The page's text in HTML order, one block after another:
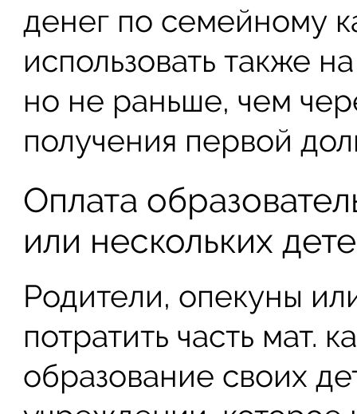
денег по семейному
использовать также
но не раньше, чем
получения первой
Оплата
или нескольких
Родители, опекуны
потратить часть мат.
образование своих